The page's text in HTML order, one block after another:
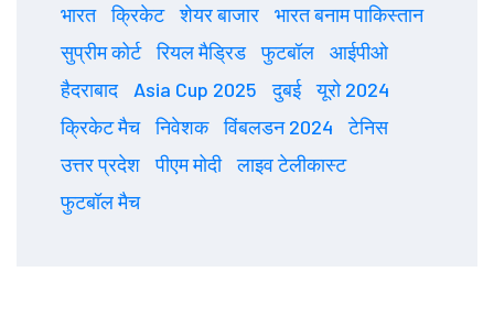
भारत क्रिकेट शेयर बाजार
भारत बनाम पाकिस्तान
सुप्रीम कोर्ट
रियल मैड्रिड फुटबॉल
आईपीओ
हैदराबाद
Asia Cup 2025 दुबई
यूरो 2024
क्रिकेट मैच
निवेशक विंबलडन 2024
टेनिस
उत्तर प्रदेश
पीएम मोदी
लाइव टेलीकास्ट
फुटबॉल मैच